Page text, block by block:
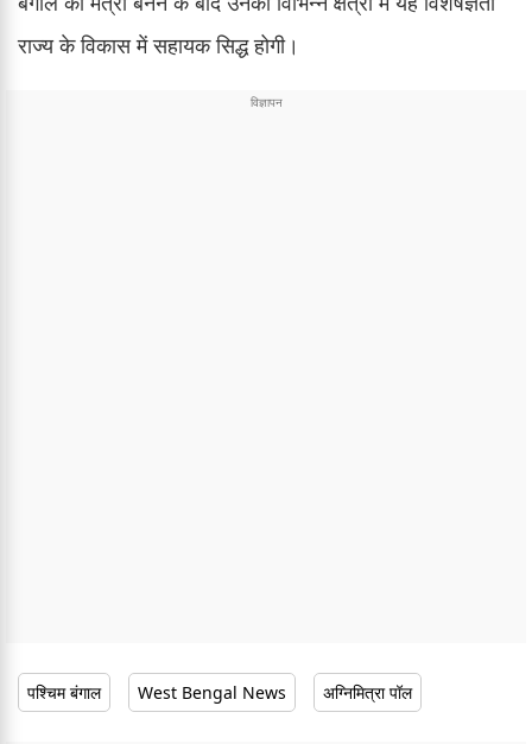
राज्य के विकास में सहायक सिद्ध होगी।
पश्चिम बंगाल West Bengal News अग्निमित्रा पॉल